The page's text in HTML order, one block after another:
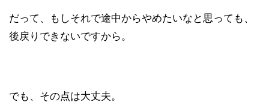
だって、もしそれで途中からやめたいなと思っても、
後戻りできないですから。
でも、その点は大丈夫。